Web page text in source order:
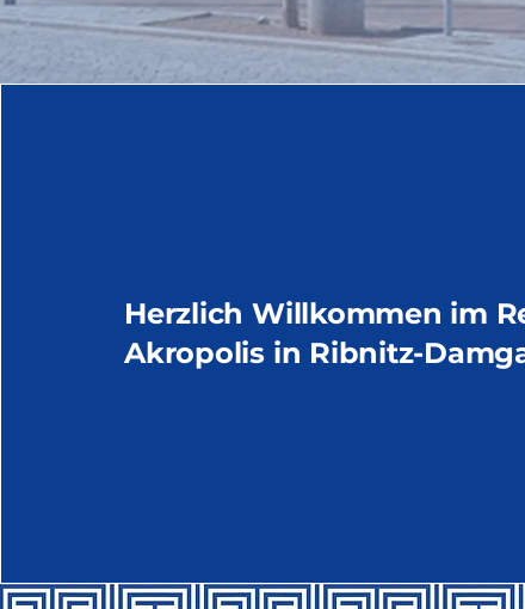
Herzlich Willkommen im
Akropolis in Ribnitz-